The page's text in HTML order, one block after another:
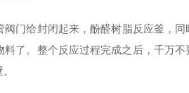
门给封闭起来，酚醛树脂反应釜，
了。整个反应过程完成之后，千万